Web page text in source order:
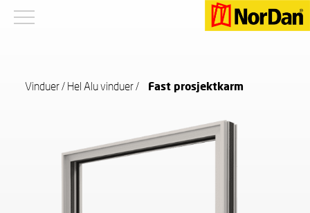
Vinduer/ Hel Alu vinduer/ Fast prosjektkarm